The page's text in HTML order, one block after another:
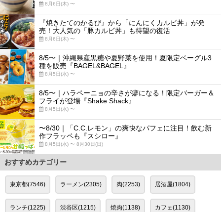
8月6日(木) 〜
『焼きたてのかるび』から「にんにくカルビ丼」が発
売！大人気の「豚カルビ丼」も待望の復活
8月6日(木) 〜
8/5〜｜沖縄県産黒糖や夏野菜を使用！夏限定ベーグル3
種を販売『BAGEL&BAGEL』
8月5日(水) 〜
8/5〜｜ハラペーニョの辛さが癖になる！限定バーガー＆
フライが登場『Shake Shack』
8月5日(水) 〜
〜8/30｜「C.C.レモン」の爽快なパフェに注目！飲む新
作フラッペも『スシロー』
8月5日(水) 〜 8月30日(日)
おすすめカテゴリー
東京都(7546) ラーメン(2305) 肉(2253) 居酒屋(1804)
ランチ(1225) 渋谷区(1215) 焼肉(1138) カフェ(1130)